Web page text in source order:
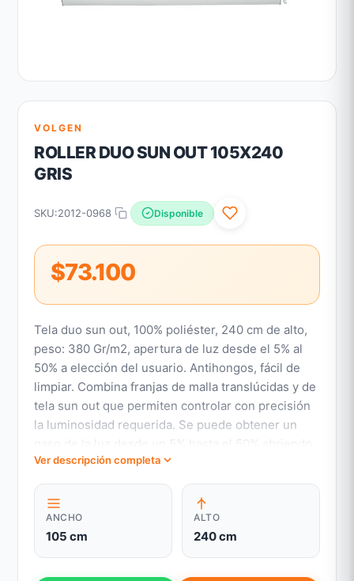
VOLGEN
ROLLER DUO SUN OUT 105X240
GRIS
SKU:2012-0968 Disponible
$73.100
Tela duo sun out, 100% poliéster, 240 cm de alto,
peso: 380 Gr/m2, apertura de luz desde el 5% al
50% a elección del usuario. Antihongos, fácil de
limpiar. Combina franjas de malla translúcidas y de
tela sun out que permiten controlar con precisión
la luminosidad requerida. Se puede obtener un
las franjas de tela. Al cerrar completamente las
franjas de tela y llevar al mínimo la luminosidad, se
bloquea la visión al 100%.
Ver descripción completa
ANCHO
105 cm
ALTO
240 cm